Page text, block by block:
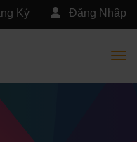
Đăng Nhập
Ký